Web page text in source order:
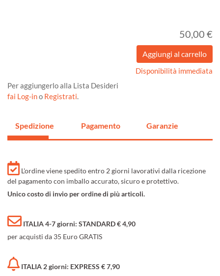
50,00 €
Disponibilità immediata
Per aggiungerlo alla Lista Desideri
fai Log-ino Registrati.
Spedizione Pagamento Garanzie
L'ordine viene spedito entro 2 giorni lavorativi dalla ricezione
del pagamento con imballo accurato, sicuro e protettivo.
Unico costo di invio per ordine di più articoli.
ITALIA 4-7 giorni: STANDARD € 4,90
per acquisti da 35 Euro GRATIS
ITALIA 2 giorni: EXPRESS € 7,90